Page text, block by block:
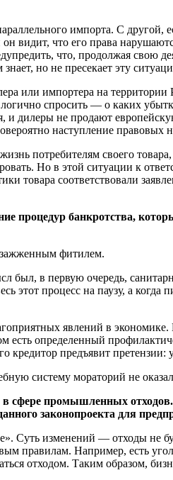
импорта. С
видит, что его права
что, продолжая свою
но не пресекает эту
или импортера на
спросить — о каких
дилеры не продают
наступление
потребителям своего
Но в этой ситуации к
товара соответствовали
банкротства,
фитилем.
был, в первую очередь,
этот процесс на паузу, а
явлений в экономике.
определенный
предъявит
систему мораторий не
в сфере промышленных
законопроекта для
Суть изменений — отходы не
правилам. Например, есть
отходом. Таким образом,